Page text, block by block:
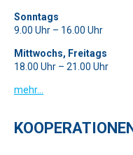
Sonntags
9.00 Uhr – 16.00 Uhr
Mittwochs, Freitags
18.00 Uhr – 21.00 Uhr
mehr…